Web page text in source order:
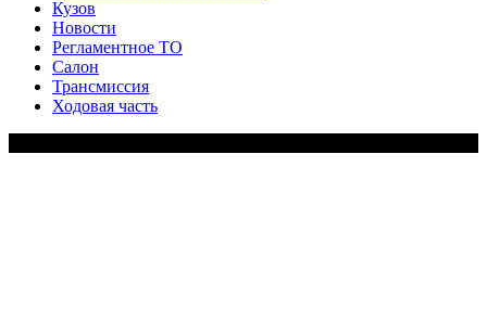
Кузов
Новости
Регламентное ТО
Салон
Трансмиссия
Ходовая часть